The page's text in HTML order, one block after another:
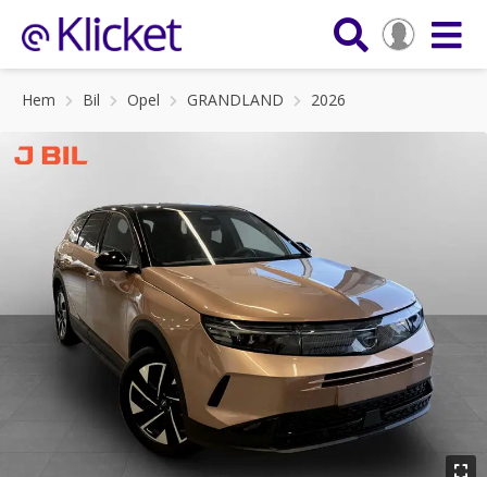
Hem Bil Opel GRANDLAND 2026